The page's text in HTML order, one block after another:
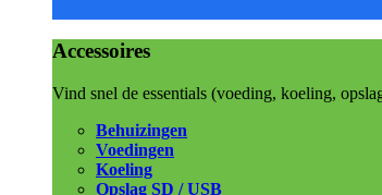
Accessoires
Vind snel de essentials (voeding, koeling,
Behuizingen
Voedingen
Koeling
Opslag SD / USB